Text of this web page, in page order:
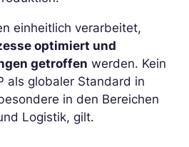
einheitlich verarbeitet,
optimiert und
getroffen werden. Kein
als globaler Standard in
in den Bereichen
Logistik, gilt.